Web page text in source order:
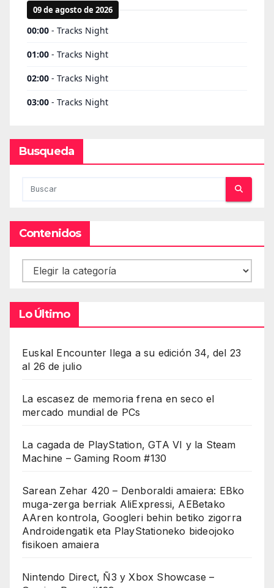
Busqueda
Contenidos
Contenidos
Lo Último
Euskal Encounter llega a su edición 34, del 23
al 26 de julio
La escasez de memoria frena en seco el
mercado mundial de PCs
La cagada de PlayStation, GTA VI y la Steam
Machine – Gaming Room #130
Sarean Zehar 420 – Denboraldi amaiera: EBko
muga-zerga berriak AliExpressi, AEBetako
AAren kontrola, Googleri behin betiko zigorra
Androidengatik eta PlayStationeko bideojoko
fisikoen amaiera
Nintendo Direct, Ñ3 y Xbox Showcase –